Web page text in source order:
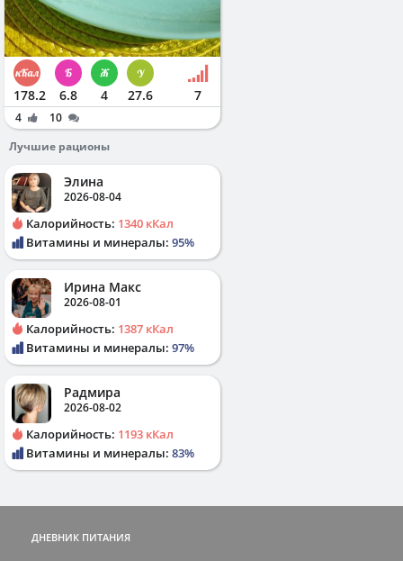
178.2 6.8 4 27.6 7
4
10
Лучшие рационы
Элина
2026-08-04
Калорийность: 1340 кКал
Витамины и минералы: 95%
Ирина Макс
2026-08-01
Калорийность: 1387 кКал
Витамины и минералы: 97%
Радмира
2026-08-02
Калорийность: 1193 кКал
Витамины и минералы: 83%
ДНЕВНИК ПИТАНИЯ